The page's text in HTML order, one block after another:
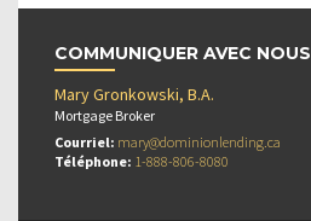
COMMUNIQUER AVEC NOUS
Mary Gronkowski, B.A.
Mortgage Broker
Courriel: mary@dominionlending.ca
Téléphone: 1-888-806-8080